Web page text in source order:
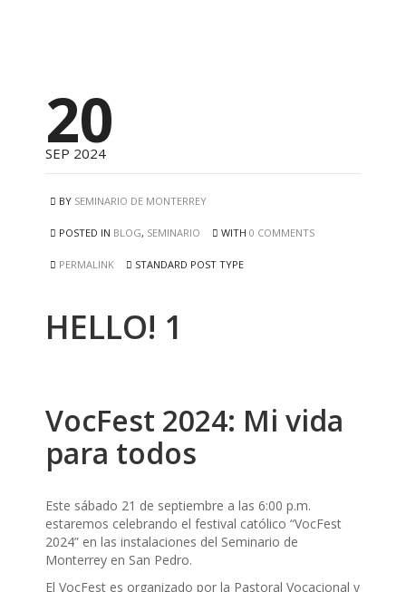
20
SEP 2024
BY SEMINARIO DE MONTERREY
POSTED IN BLOG, SEMINARIO WITH 0 COMMENTS
PERMALINK STANDARD POST TYPE
HELLO! 1
VocFest 2024: Mi vida
para todos
Este sábado 21 de septiembre a las 6:00 p.m.
estaremos celebrando el festival católico “VocFest
2024” en las instalaciones del Seminario de
Monterrey en San Pedro.
El VocFest es organizado por la Pastoral Vocacional y